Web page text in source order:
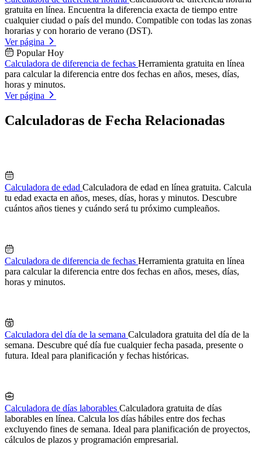
gratuita en línea. Encuentra la diferencia exacta de tiempo entre
cualquier ciudad o país del mundo. Compatible con todas las zonas
horarias y con horario de verano (DST).
Ver página
Popular Hoy
Calculadora de diferencia de fechas Herramienta gratuita en línea
para calcular la diferencia entre dos fechas en años, meses, días,
horas y minutos.
Ver página
Calculadoras de Fecha Relacionadas
Calculadora de edad Calculadora de edad en línea gratuita. Calcula
tu edad exacta en años, meses, días, horas y minutos. Descubre
cuántos años tienes y cuándo será tu próximo cumpleaños.
Calculadora de diferencia de fechas Herramienta gratuita en línea
para calcular la diferencia entre dos fechas en años, meses, días,
horas y minutos.
Calculadora del día de la semana Calculadora gratuita del día de la
semana. Descubre qué día fue cualquier fecha pasada, presente o
futura. Ideal para planificación y fechas históricas.
Calculadora de días laborables Calculadora gratuita de días
laborables en línea. Calcula los días hábiles entre dos fechas
excluyendo fines de semana. Ideal para planificación de proyectos,
cálculos de plazos y programación empresarial.